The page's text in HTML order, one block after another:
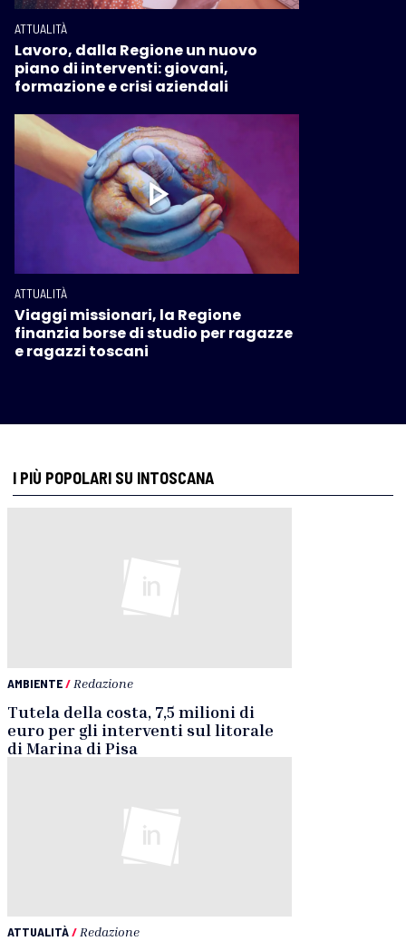
ATTUALITÀ
Lavoro, dalla Regione un nuovo
piano di interventi: giovani,
formazione e crisi aziendali
ATTUALITÀ
Viaggi missionari, la Regione
finanzia borse di studio per ragazze
e ragazzi toscani
I PIÙ POPOLARI SU INTOSCANA
AMBIENTE/ Redazione
Tutela della costa, 7,5 milioni di
euro per gli interventi sul litorale
di Marina di Pisa
ATTUALITÀ/ Redazione